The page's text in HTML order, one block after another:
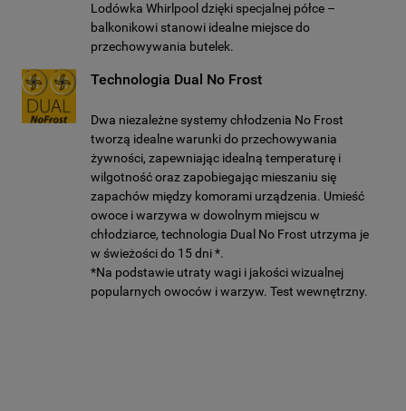
Lodówka Whirlpool dzięki specjalnej półce –
balkonikowi stanowi idealne miejsce do
przechowywania butelek.
Technologia Dual No Frost
Dwa niezależne systemy chłodzenia No Frost
tworzą idealne warunki do przechowywania
żywności, zapewniając idealną temperaturę i
wilgotność oraz zapobiegając mieszaniu się
zapachów między komorami urządzenia. Umieść
owoce i warzywa w dowolnym miejscu w
chłodziarce, technologia Dual No Frost utrzyma je
w świeżości do 15 dni *.
*Na podstawie utraty wagi i jakości wizualnej
popularnych owoców i warzyw. Test wewnętrzny.